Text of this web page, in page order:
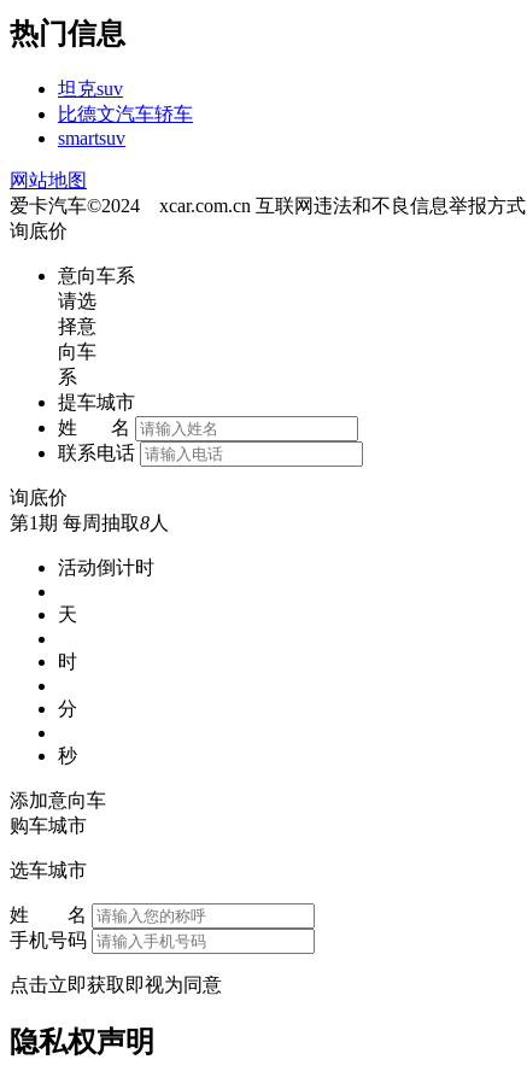
热门信息
坦克suv
比德文汽车轿车
smartsuv
网站地图
爱卡汽车©2024 xcar.com.cn 互联网违法和不良信息举报方式
询底价
意向车系
请选
择意
向车
系
提车城市
姓 名
联系电话
询底价
第1期 每周抽取8人
活动倒计时
天
时
分
秒
添加意向车
购车城市
选车城市
姓 名
手机号码
点击立即获取即视为同意
隐私权声明